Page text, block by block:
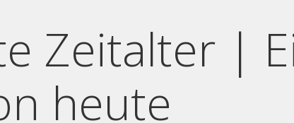
Zeitalter |
heute